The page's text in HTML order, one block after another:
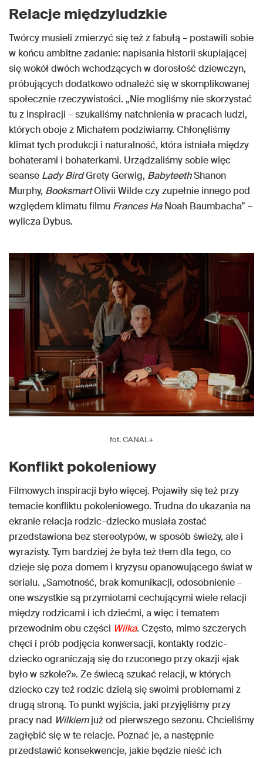
Relacje międzyludzkie
Twórcy musieli zmierzyć się też z fabułą – postawili sobie
w końcu ambitne zadanie: napisania historii skupiającej
się wokół dwóch wchodzących w dorosłość dziewczyn,
próbujących dodatkowo odnaleźć się w skomplikowanej
społecznie rzeczywistości. „Nie mogliśmy nie skorzystać
tu z inspiracji – szukaliśmy natchnienia w pracach ludzi,
których oboje z Michałem podziwiamy. Chłonęliśmy
klimat tych produkcji i naturalność, która istniała między
bohaterami i bohaterkami. Urządzaliśmy sobie więc
seanse Lady BirdGrety Gerwig, BabyteethShanon
Murphy, BooksmartOlivii Wilde czy zupełnie innego pod
względem klimatu filmu Frances HaNoah Baumbacha” –
wylicza Dybus.
fot. CANAL+
Konflikt pokoleniowy
Filmowych inspiracji było więcej. Pojawiły się też przy
temacie konfliktu pokoleniowego. Trudna do ukazania na
ekranie relacja rodzic–dziecko musiała zostać
przedstawiona bez stereotypów, w sposób świeży, ale i
wyrazisty. Tym bardziej że była też tłem dla tego, co
dzieje się poza domem i kryzysu opanowującego świat w
serialu. „Samotność, brak komunikacji, odosobnienie –
one wszystkie są przymiotami cechującymi wiele relacji
między rodzicami i ich dziećmi, a więc i tematem
przewodnim obu części Wilka. Często, mimo szczerych
chęci i prób podjęcia konwersacji, kontakty rodzic-
dziecko ograniczają się do rzuconego przy okazji «jak
było w szkole?». Ze świecą szukać relacji, w których
dziecko czy też rodzic dzielą się swoimi problemami z
drugą stroną. To punkt wyjścia, jaki przyjęliśmy przy
pracy nad Wilkiemjuż od pierwszego sezonu. Chcieliśmy
zagłębić się w te relacje. Poznać je, a następnie
przedstawić konsekwencje, jakie będzie nieść ich